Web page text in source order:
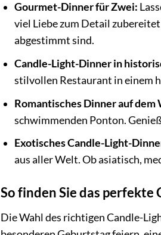
Gourmet-Dinner für Zwei:
viel Liebe zum Detail
abgestimmt sind.
Candle-Light-Dinner in
stilvollen Restaurant in einem
Romantisches Dinner auf dem
schwimmenden Ponton.
Exotisches Candle-Light-
aus aller Welt. Ob asiatisch,
So finden Sie das
Die Wahl des richtigen Candle-